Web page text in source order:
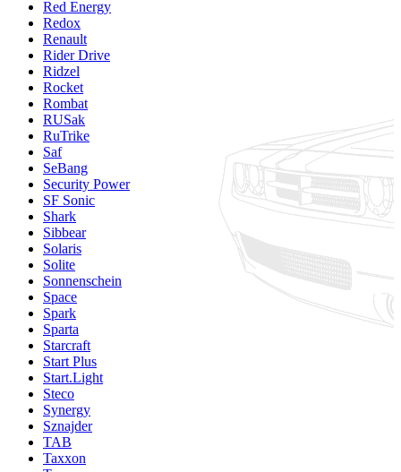
Red Energy
Redox
Renault
Rider Drive
Ridzel
Rocket
Rombat
RUSak
RuTrike
Saf
SeBang
Security Power
SF Sonic
Shark
Sibbear
Solaris
Solite
Sonnenschein
Space
Spark
Sparta
Starcraft
Start Plus
Start.Light
Steco
Synergy
Sznajder
TAB
Taxxon